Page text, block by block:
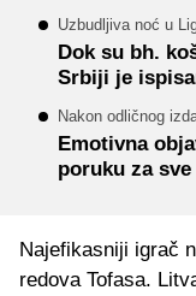
Uzbudljiva noć u
Dok su bh.
Srbiji je
Nakon odličnog
Emotivna
poruku za
Najefikasniji igrač
redova Tofasa.